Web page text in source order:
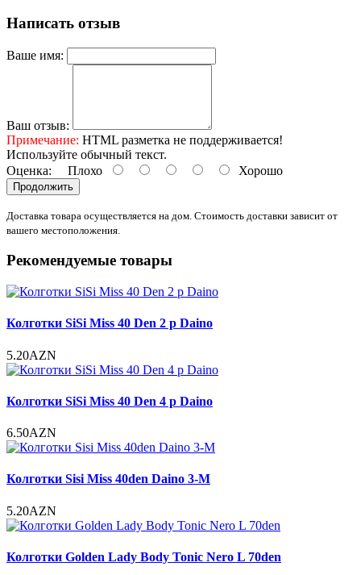
Написать отзыв
Ваше имя:
Ваш отзыв:
Примечание: HTML разметка не поддерживается!
Используйте обычный текст.
Оценка: Плохо Хорошо
Продолжить
Доставка товара осуществляется на дом. Стоимость доставки зависит от
вашего местоположения.
Рекомендуемые товары
Колготки SiSi Miss 40 Den 2 р Daino
5.20AZN
Колготки SiSi Miss 40 Den 4 р Daino
6.50AZN
Колготки Sisi Miss 40den Daino 3-M
5.20AZN
Колготки Golden Lady Body Tonic Nero L 70den